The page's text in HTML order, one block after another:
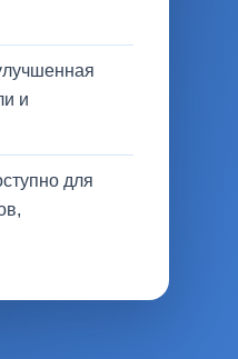
и
для